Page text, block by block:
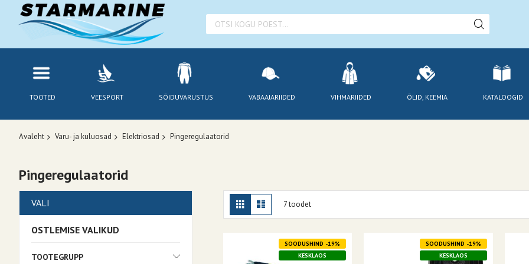
TOOTED VEESPORT SÕIDUVARUSTUS VABAAJARIIDED VIHMARIIDED ÕLID, KEEMIA KATALOOGID
Avaleht Varu- ja kuluosad Elektriosad Pingeregulaatorid
Pingeregulaatorid
Kuvamisviis
RuudustikNimekiri
7toodet
SOODUSHIND -19%
KESKLAOS
SOODUSHIND -19%
KESKLAOS
VALI
OSTLEMISE VALIKUD
TOOTEGRUPP